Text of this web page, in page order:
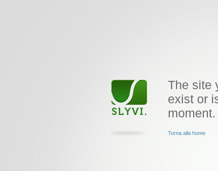
The site
exist or
moment.
Torna alla home